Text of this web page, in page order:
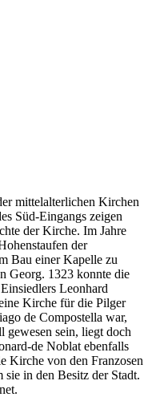
mittelalterlichen Kirchen
Süd-Eingangs zeigen
der Kirche. Im Jahre
der
Bau einer Kapelle zu
Georg. 1323 konnte die
Leonhard
Kirche für die Pilger
de Compostella war,
sein, liegt doch
de Noblat ebenfalls
Kirche von den Franzosen
in den Besitz der Stadt.